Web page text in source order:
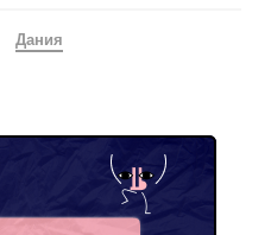
Дания